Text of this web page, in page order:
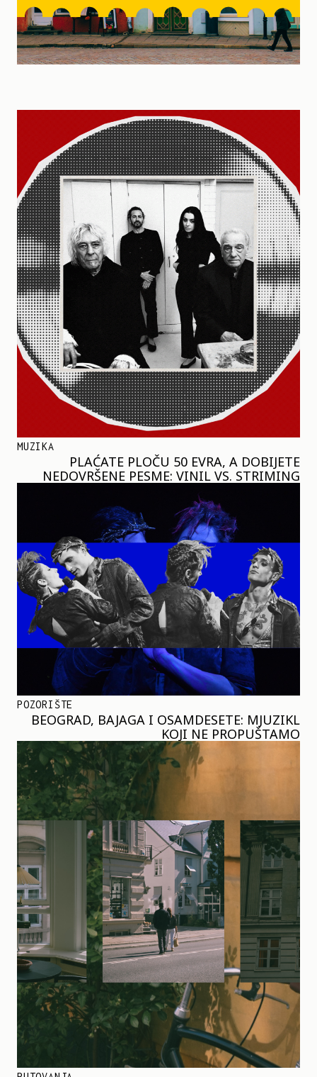
MUZIKA
PLAĆATE PLOČU 50 EVRA, A DOBIJETE
NEDOVRŠENE PESME: VINIL VS. STRIMING
POZORIŠTE
BEOGRAD, BAJAGA I OSAMDESETE: MJUZIKL
KOJI NE PROPUŠTAMO